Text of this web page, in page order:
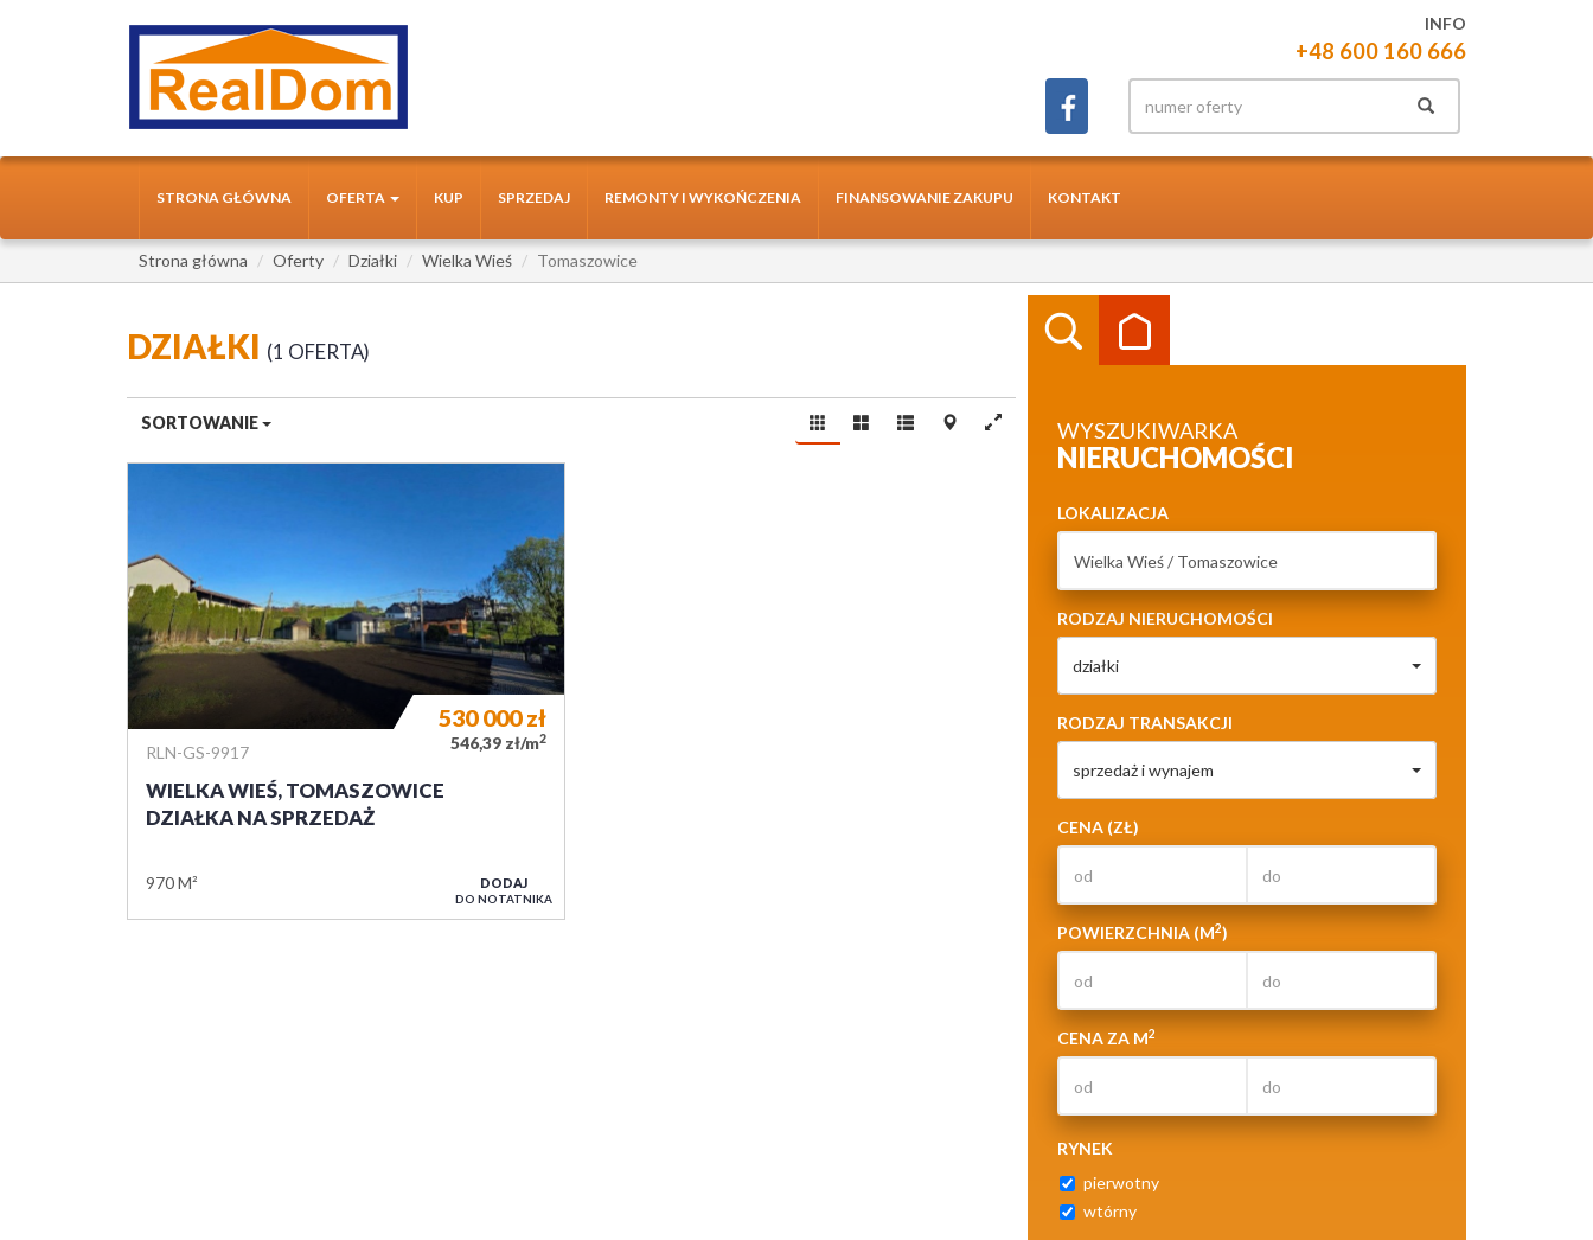
INFO
+48 600 160 666
STRONA GŁÓWNA OFERTA KUP SPRZEDAJ REMONTY I WYKOŃCZENIA FINANSOWANIE ZAKUPU KONTAKT
Strona główna Oferty Działki Wielka Wieś Tomaszowice
WYSZUKIWARKA
NIERUCHOMOŚCI
LOKALIZACJA
RODZAJ NIERUCHOMOŚCI
działki
RODZAJ TRANSAKCJI
sprzedaż i wynajem
CENA (ZŁ)
POWIERZCHNIA (M2)
CENA ZA M2
RYNEK
pierwotny
wtórny
DZIAŁKI 1 OFERTA
SORTOWANIE
RLN-GS-9917
WIELKA WIEŚ, TOMASZOWICE
DZIAŁKA NA SPRZEDAŻ
970 M²
530 000zł
546,39 zł/m2
DODAJ
DO NOTATNIKA